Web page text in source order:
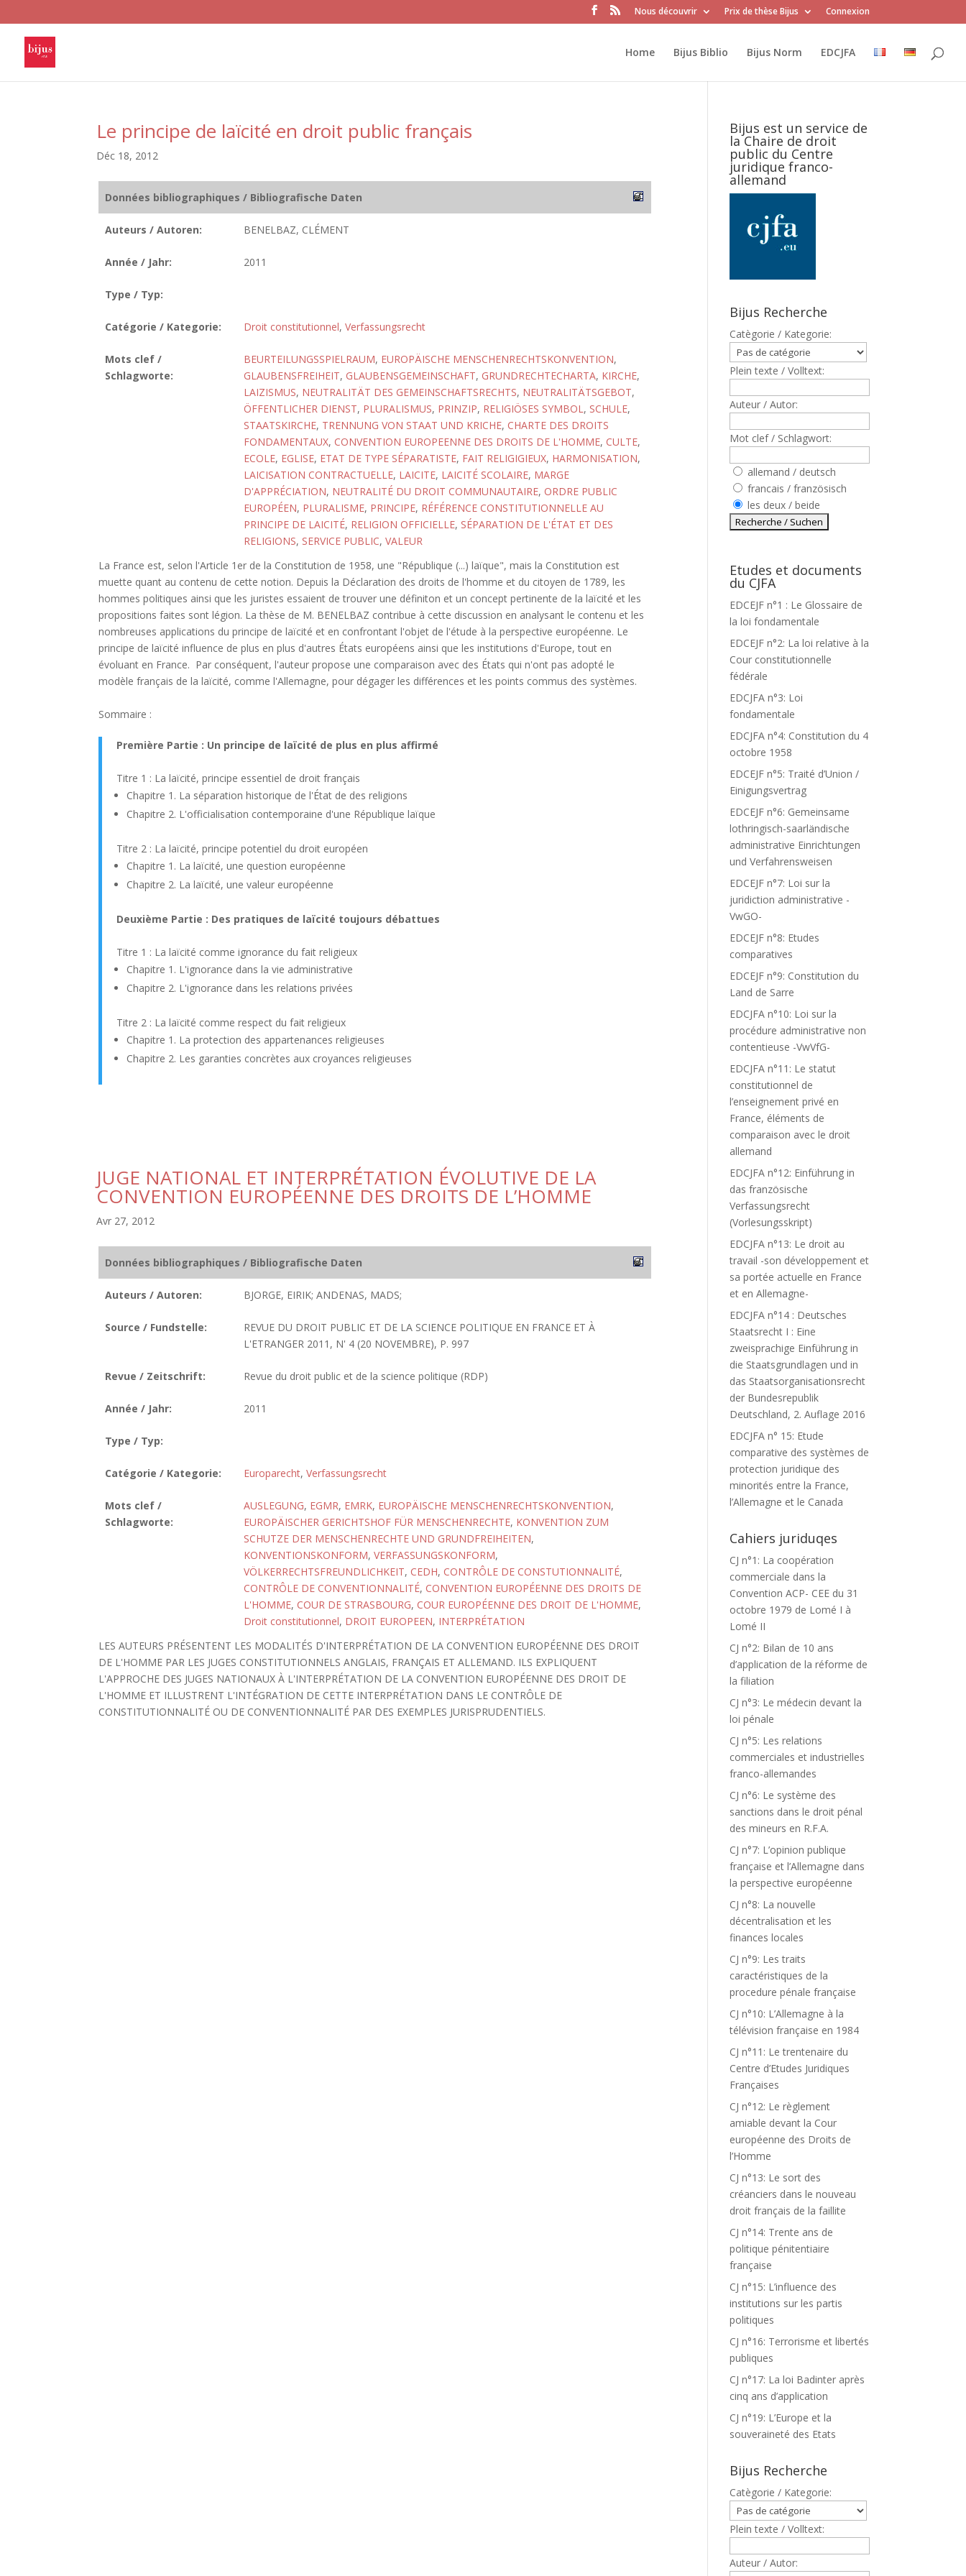
Nous découvrir Prix de thèse Bijus Connexion
Home Bijus Biblio Bijus Norm EDCJFA
Le principe de laïcité en droit public français
Déc 18, 2012
Données bibliographiques / Bibliografische Daten
Auteurs / Autoren: BENELBAZ, CLÉMENT
Année / Jahr: 2011
Type / Typ:
Catégorie / Kategorie: Droit constitutionnel, Verfassungsrecht
Mots clef /
Schlagworte:
BEURTEILUNGSSPIELRAUM, EUROPÄISCHE MENSCHENRECHTSKONVENTION,
GLAUBENSFREIHEIT, GLAUBENSGEMEINSCHAFT, GRUNDRECHTECHARTA, KIRCHE,
LAIZISMUS, NEUTRALITÄT DES GEMEINSCHAFTSRECHTS, NEUTRALITÄTSGEBOT,
ÖFFENTLICHER DIENST, PLURALISMUS, PRINZIP, RELIGIÖSES SYMBOL, SCHULE,
STAATSKIRCHE, TRENNUNG VON STAAT UND KRICHE, CHARTE DES DROITS
FONDAMENTAUX, CONVENTION EUROPEENNE DES DROITS DE L'HOMME, CULTE,
ECOLE, EGLISE, ETAT DE TYPE SÉPARATISTE, FAIT RELIGIGIEUX, HARMONISATION,
LAICISATION CONTRACTUELLE, LAICITE, LAICITÉ SCOLAIRE, MARGE
D'APPRÉCIATION, NEUTRALITÉ DU DROIT COMMUNAUTAIRE, ORDRE PUBLIC
EUROPÉEN, PLURALISME, PRINCIPE, RÉFÉRENCE CONSTITUTIONNELLE AU
PRINCIPE DE LAICITÉ, RELIGION OFFICIELLE, SÉPARATION DE L'ÉTAT ET DES
RELIGIONS, SERVICE PUBLIC, VALEUR
La France est, selon l'Article 1er de la Constitution de 1958, une "République (...) laïque", mais la Constitution est
muette quant au contenu de cette notion. Depuis la Déclaration des droits de l'homme et du citoyen de 1789, les
hommes politiques ainsi que les juristes essaient de trouver une définiton et un concept pertinente de la laïcité et les
propositions faites sont légion. La thèse de M. BENELBAZ contribue à cette discussion en analysant le contenu et les
nombreuses applications du principe de laïcité et en confrontant l'objet de l'étude à la perspective européenne. Le
principe de laïcité influence de plus en plus d'autres États européens ainsi que les institutions d'Europe, tout en
évoluant en France. Par conséquent, l'auteur propose une comparaison avec des États qui n'ont pas adopté le
modèle français de la laïcité, comme l'Allemagne, pour dégager les différences et les points commus des systèmes.
Sommaire :
Première Partie : Un principe de laïcité de plus en plus affirmé
Titre 1 : La laïcité, principe essentiel de droit français
Chapitre 1. La séparation historique de l'État de des religions
Chapitre 2. L'officialisation contemporaine d'une République laïque
Titre 2 : La laïcité, principe potentiel du droit européen
Chapitre 1. La laïcité, une question européenne
Chapitre 2. La laïcité, une valeur européenne
Deuxième Partie : Des pratiques de laïcité toujours débattues
Titre 1 : La laïcité comme ignorance du fait religieux
Chapitre 1. L'ignorance dans la vie administrative
Chapitre 2. L'ignorance dans les relations privées
Titre 2 : La laïcité comme respect du fait religieux
Chapitre 1. La protection des appartenances religieuses
Chapitre 2. Les garanties concrètes aux croyances religieuses
JUGE NATIONAL ET INTERPRÉTATION ÉVOLUTIVE DE LA
CONVENTION EUROPÉENNE DES DROITS DE L’HOMME
Avr 27, 2012
Données bibliographiques / Bibliografische Daten
Auteurs / Autoren: BJORGE, EIRIK; ANDENAS, MADS;
Source / Fundstelle:
REVUE DU DROIT PUBLIC ET DE LA SCIENCE POLITIQUE EN FRANCE ET À
L'ETRANGER 2011, N' 4 (20 NOVEMBRE), P. 997
Revue / Zeitschrift: Revue du droit public et de la science politique (RDP)
Année / Jahr: 2011
Type / Typ:
Catégorie / Kategorie: Europarecht, Verfassungsrecht
Mots clef /
Schlagworte:
AUSLEGUNG, EGMR, EMRK, EUROPÄISCHE MENSCHENRECHTSKONVENTION,
EUROPÄISCHER GERICHTSHOF FÜR MENSCHENRECHTE, KONVENTION ZUM
SCHUTZE DER MENSCHENRECHTE UND GRUNDFREIHEITEN,
KONVENTIONSKONFORM, VERFASSUNGSKONFORM,
VÖLKERRECHTSFREUNDLICHKEIT, CEDH, CONTRÔLE DE CONSTUTIONNALITÉ,
CONTRÔLE DE CONVENTIONNALITÉ, CONVENTION EUROPÉENNE DES DROITS DE
L'HOMME, COUR DE STRASBOURG, COUR EUROPÉENNE DES DROIT DE L'HOMME,
Droit constitutionnel, DROIT EUROPEEN, INTERPRÉTATION
LES AUTEURS PRÉSENTENT LES MODALITÉS D'INTERPRÉTATION DE LA CONVENTION EUROPÉENNE DES DROIT
DE L'HOMME PAR LES JUGES CONSTITUTIONNELS ANGLAIS, FRANÇAIS ET ALLEMAND. ILS EXPLIQUENT
L'APPROCHE DES JUGES NATIONAUX À L'INTERPRÉTATION DE LA CONVENTION EUROPÉENNE DES DROIT DE
L'HOMME ET ILLUSTRENT L'INTÉGRATION DE CETTE INTERPRÉTATION DANS LE CONTRÔLE DE
CONSTITUTIONNALITÉ OU DE CONVENTIONNALITÉ PAR DES EXEMPLES JURISPRUDENTIELS.
Bijus est un service de
la Chaire de droit
public du Centre
juridique franco-
allemand
Bijus Recherche
Catègorie / Kategorie:
Plein texte / Volltext:
Auteur / Autor:
Mot clef / Schlagwort:
allemand / deutsch
francais / französisch
les deux / beide
Etudes et documents
du CJFA
EDCEJF n°1 : Le Glossaire de
la loi fondamentale
EDCEJF n°2: La loi relative à la
Cour constitutionnelle
fédérale
EDCJFA n°3: Loi
fondamentale
EDCJFA n°4: Constitution du 4
octobre 1958
EDCEJF n°5: Traité d’Union /
Einigungsvertrag
EDCEJF n°6: Gemeinsame
lothringisch-saarländische
administrative Einrichtungen
und Verfahrensweisen
EDCEJF n°7: Loi sur la
juridiction administrative -
VwGO-
EDCEJF n°8: Etudes
comparatives
EDCEJF n°9: Constitution du
Land de Sarre
EDCJFA n°10: Loi sur la
procédure administrative non
contentieuse -VwVfG-
EDCJFA n°11: Le statut
constitutionnel de
l’enseignement privé en
France, éléments de
comparaison avec le droit
allemand
EDCJFA n°12: Einführung in
das französische
Verfassungsrecht
(Vorlesungsskript)
EDCJFA n°13: Le droit au
travail -son développement et
sa portée actuelle en France
et en Allemagne-
EDCJFA n°14 : Deutsches
Staatsrecht I : Eine
zweisprachige Einführung in
die Staatsgrundlagen und in
das Staatsorganisationsrecht
der Bundesrepublik
Deutschland, 2. Auflage 2016
EDCJFA n° 15: Etude
comparative des systèmes de
protection juridique des
minorités entre la France,
l’Allemagne et le Canada
Cahiers juriduqes
CJ n°1: La coopération
commerciale dans la
Convention ACP- CEE du 31
octobre 1979 de Lomé I à
Lomé II
CJ n°2: Bilan de 10 ans
d’application de la réforme de
la filiation
CJ n°3: Le médecin devant la
loi pénale
CJ n°5: Les relations
commerciales et industrielles
franco-allemandes
CJ n°6: Le système des
sanctions dans le droit pénal
des mineurs en R.F.A.
CJ n°7: L’opinion publique
française et l’Allemagne dans
la perspective européenne
CJ n°8: La nouvelle
décentralisation et les
finances locales
CJ n°9: Les traits
caractéristiques de la
procedure pénale française
CJ n°10: L’Allemagne à la
télévision française en 1984
CJ n°11: Le trentenaire du
Centre d’Etudes Juridiques
Françaises
CJ n°12: Le règlement
amiable devant la Cour
européenne des Droits de
l’Homme
CJ n°13: Le sort des
créanciers dans le nouveau
droit français de la faillite
CJ n°14: Trente ans de
politique pénitentiaire
française
CJ n°15: L’influence des
institutions sur les partis
politiques
CJ n°16: Terrorisme et libertés
publiques
CJ n°17: La loi Badinter après
cinq ans d’application
CJ n°19: L’Europe et la
souveraineté des Etats
Bijus Recherche
Catègorie / Kategorie:
Plein texte / Volltext:
Auteur / Autor: